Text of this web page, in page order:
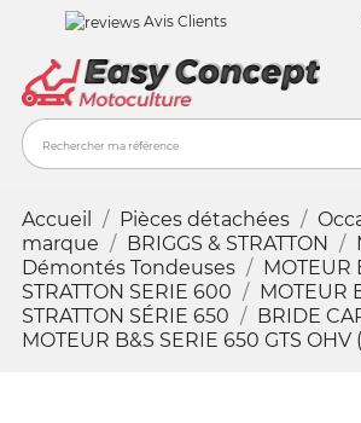
Avis Clients
Accueil Pièces détachées
marque
BRIGGS & STRATTON
Démontés Tondeuses
MOTEUR
STRATTON SERIE 600
MOTEUR
STRATTON SÉRIE 650
BRIDE
MOTEUR B&S SERIE 650 GTS OHV